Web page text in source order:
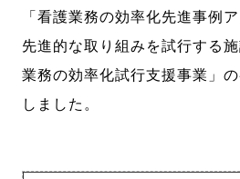
「看護業務の効率化先進事例
先進的な取り組みを試行する
業務の効率化試行支援事業」
しました。